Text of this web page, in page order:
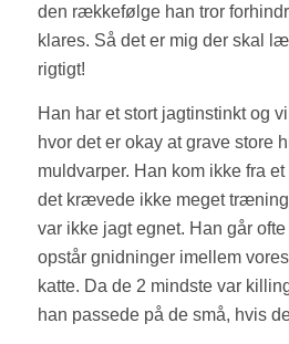
den rækkefølge han tror
klares. Så det er mig der skal
rigtigt!
Han har et stort jagtinstinkt og
hvor det er okay at grave store
muldvarper. Han kom ikke fra
det krævede ikke meget
var ikke jagt egnet. Han går
opstår gnidninger imellem
katte. Da de 2 mindste var
han passede på de små, hvis